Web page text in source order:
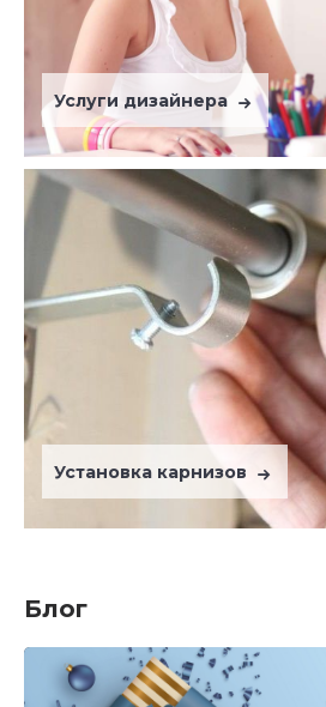
Услуги дизайнера
Установка карнизов
Блог